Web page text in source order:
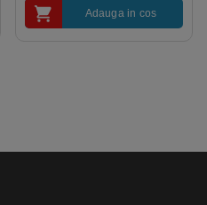
Adauga in cos